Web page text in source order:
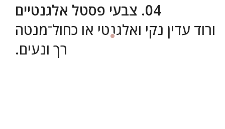
04. צבעי פסטל אלגנטיים
ורוד עדין נקי ואלגנטי או כחול־מנטה
רך ונעים.